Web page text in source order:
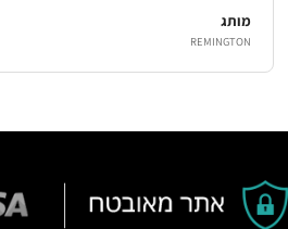
מותג
REMINGTON